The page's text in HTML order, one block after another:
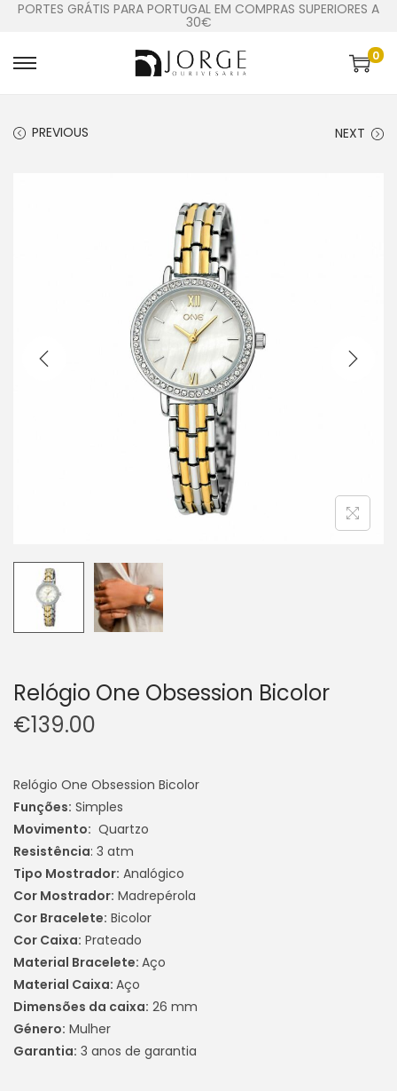
PORTES GRÁTIS PARA PORTUGAL EM COMPRAS SUPERIORES A
30€
0
PREVIOUS NEXT
Relógio One Obsession Bicolor
€139.00
Relógio One Obsession Bicolor
Funções: Simples
Movimento: Quartzo
Resistência: 3 atm
Tipo Mostrador: Analógico
Cor Mostrador: Madrepérola
Cor Bracelete: Bicolor
Cor Caixa: Prateado
Material Bracelete: Aço
Material Caixa: Aço
Dimensões da caixa: 26 mm
Género: Mulher
Garantia: 3 anos de garantia